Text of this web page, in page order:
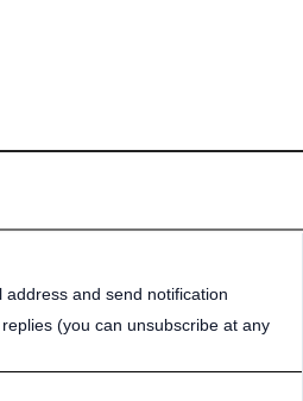
address and send notification
(you can unsubscribe at any